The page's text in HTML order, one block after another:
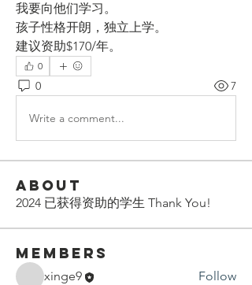
我要向他们学习。
孩子性格开朗，独立上学。
建议资助$170/年。
0
0 7
Write a comment...
About
2024 已获得资助的学生 Thank You!
Members
xinge9 Follow